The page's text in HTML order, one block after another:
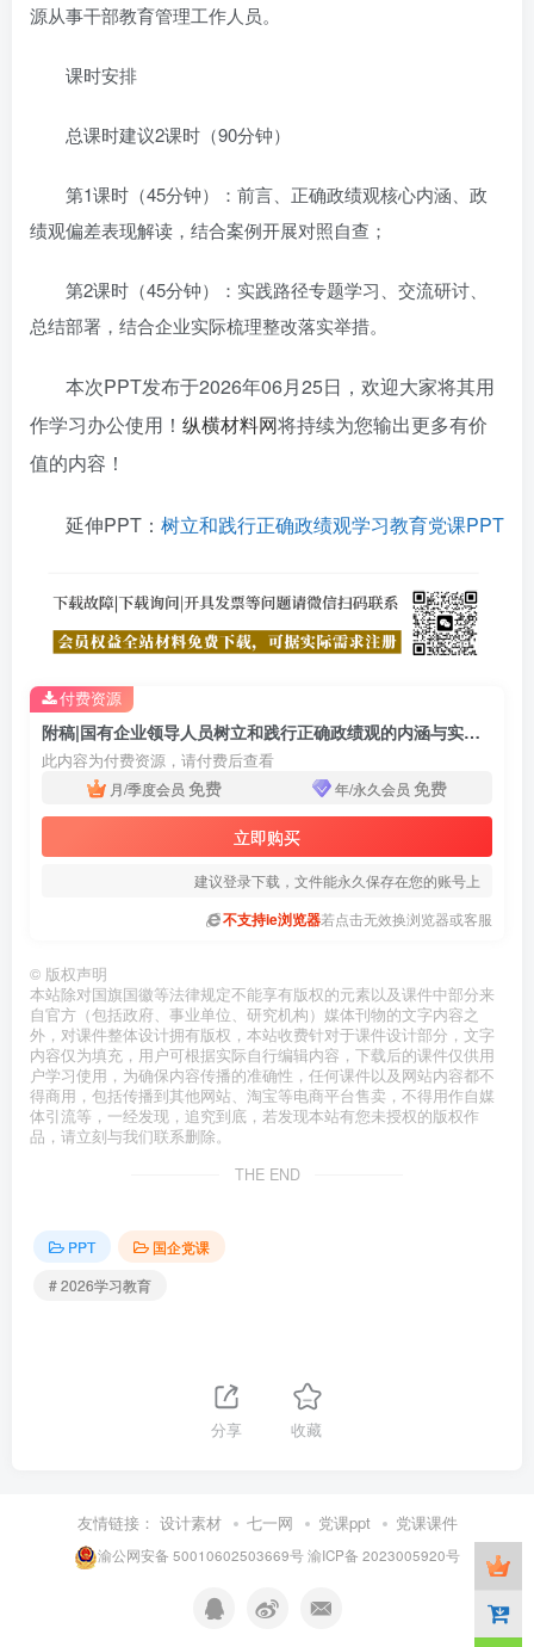
源从事干部教育管理工作人员。
课时安排
总课时建议2课时（90分钟）
第1课时（45分钟）：前言、正确政绩观核心内涵、政
绩观偏差表现解读，结合案例开展对照自查；
第2课时（45分钟）：实践路径专题学习、交流研讨、
总结部署，结合企业实际梳理整改落实举措。
本次PPT发布于2026年06月25日，欢迎大家将其用
作学习办公使用！ 纵横材料网将持续为您输出更多有价
值的内容！
延伸PPT： 树立和践行正确政绩观学习教育党课PPT
附稿|国有企业领导人员树立和践行正确政绩观的内涵与实践路径学习教育党课ppt
此内容为付费资源，请付费后查看
月/季度会员 免费 年/永久会员 免费
立即购买
建议登录下载，文件能永久保存在您的账号上
不支持ie浏览器若点击无效换浏览器或客服
付费资源
© 版权声明
本站除对国旗国徽等法律规定不能享有版权的元素以及课件中部分来
自官方（包括政府、事业单位、研究机构）媒体刊物的文字内容之
外，对课件整体设计拥有版权，本站收费针对于课件设计部分，文字
内容仅为填充，用户可根据实际自行编辑内容，下载后的课件仅供用
户学习使用，为确保内容传播的准确性，任何课件以及网站内容都不
得商用，包括传播到其他网站、淘宝等电商平台售卖，不得用作自媒
体引流等，一经发现，追究到底，若发现本站有您未授权的版权作
品，请立刻与我们联系删除。
THE END
PPT
国企党课
# 2026学习教育
分享 收藏
友情链接： 设计素材 七一网 党课ppt 党课课件
渝公网安备 50010602503669号渝ICP备 2023005920号